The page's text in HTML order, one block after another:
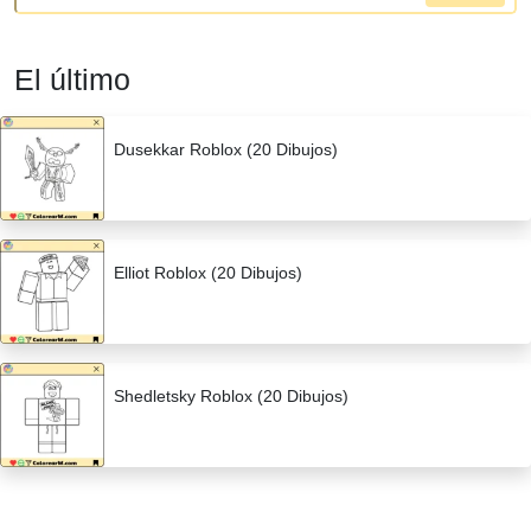
El último
Dusekkar Roblox (20 Dibujos)
Elliot Roblox (20 Dibujos)
Shedletsky Roblox (20 Dibujos)